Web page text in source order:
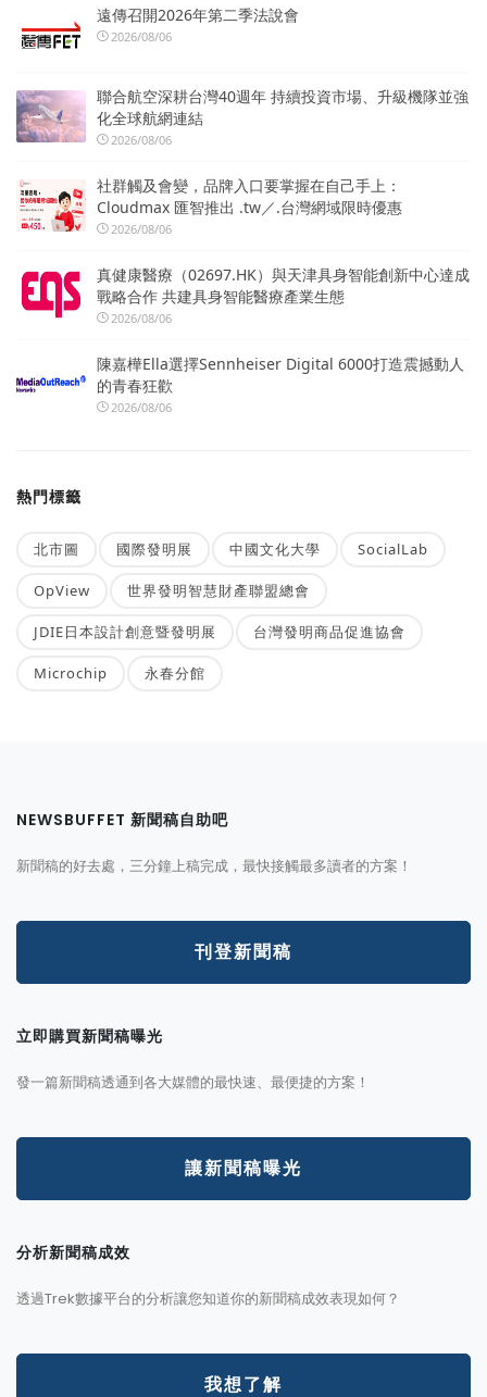
遠傳召開2026年第二季法說會
2026/08/06
聯合航空深耕台灣40週年 持續投資市場、升級機隊並強
化全球航網連結
2026/08/06
社群觸及會變，品牌入口要掌握在自己手上：
Cloudmax 匯智推出 .tw／.台灣網域限時優惠
2026/08/06
真健康醫療（02697.HK）與天津具身智能創新中心達成
戰略合作 共建具身智能醫療產業生態
2026/08/06
陳嘉樺Ella選擇Sennheiser Digital 6000打造震撼動人
的青春狂歡
2026/08/06
熱門標籤
北市圖 國際發明展 中國文化大學 SocialLab
OpView 世界發明智慧財產聯盟總會
JDIE日本設計創意暨發明展 台灣發明商品促進協會
Microchip 永春分館
NEWSBUFFET 新聞稿自助吧
新聞稿的好去處，三分鐘上稿完成，最快接觸最多讀者的方案！
刊登新聞稿
立即購買新聞稿曝光
發一篇新聞稿透通到各大媒體的最快速、最便捷的方案！
讓新聞稿曝光
分析新聞稿成效
透過Trek數據平台的分析讓您知道你的新聞稿成效表現如何？
我想了解